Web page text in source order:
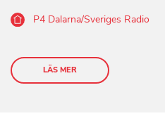
P4 Dalarna/Sveriges Radio
LÄS MER